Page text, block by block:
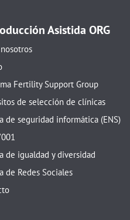
Asistida ORG
Fertility Support Group
de selección de clínicas
de seguridad informática (ENS)
de igualdad y diversidad
de Redes Sociales